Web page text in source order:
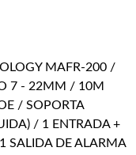
MAFR-200 /
7 - 22MM / 10M
/ SOPORTA
/ 1 ENTRADA +
SALIDA DE ALARMA